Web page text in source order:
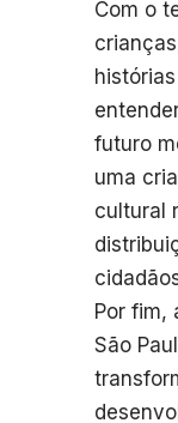
Com o
futuro
uma
cultural
Por fim,
São